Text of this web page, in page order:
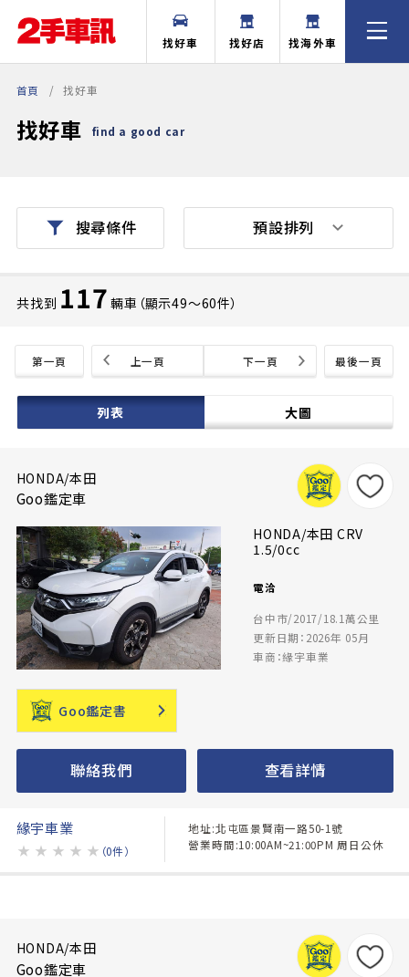
找好車 找好店 找海外車
首頁 找好車
找好車 find a good car
搜尋條件
共找到 117 輛車（顯示49〜60件）
第一頁 最後一頁
上一頁 下一頁
列表 大圖
預設排列
HONDA/本田
Goo鑑定車
HONDA/本田 CRV
1.5/0cc
電洽
台中市/2017/18.1萬公里
更新日期：2026年 05月
車商：緣宇車業
Goo鑑定書
聯絡我們 查看詳情
緣宇車業
★ ★ ★ ★ ★ （0件）
地址:北屯區景賢南一路50-1號
營業時間:10:00AM~21:00PM 周日公休
HONDA/本田
Goo鑑定車